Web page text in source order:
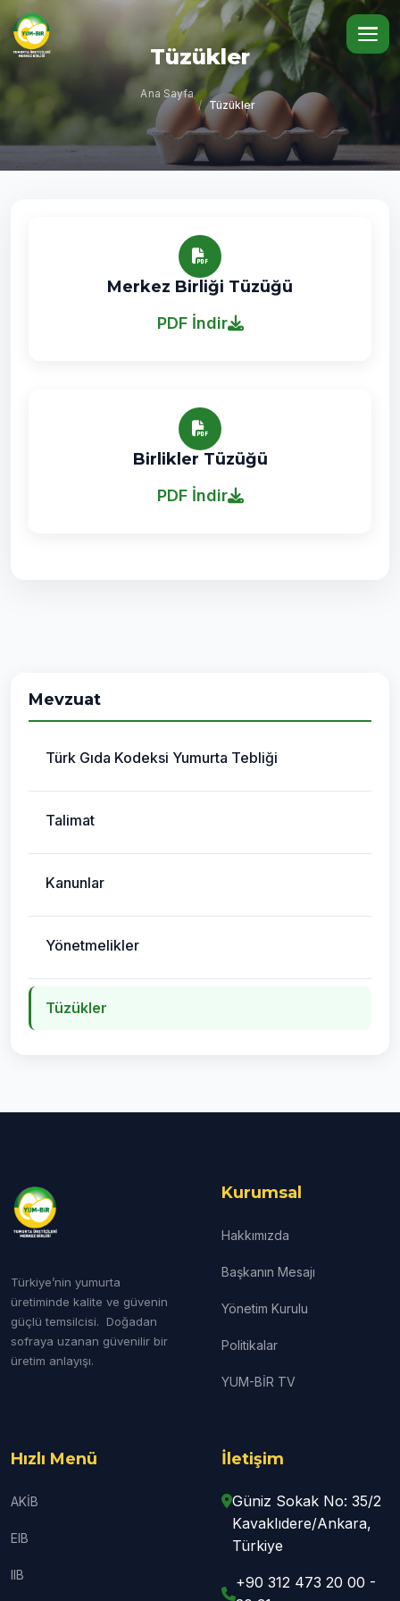
Tüzükler
Ana Sayfa
/ Tüzükler
Merkez Birliği Tüzüğü
PDF İndir
Birlikler Tüzüğü
PDF İndir
Mevzuat
Türk Gıda Kodeksi Yumurta Tebliği
Talimat
Kanunlar
Yönetmelikler
Tüzükler
Türkiye’nin yumurta
üretiminde kalite ve güvenin
güçlü temsilcisi. Doğadan
sofraya uzanan güvenilir bir
üretim anlayışı.
Kurumsal
Hakkımızda
Başkanın Mesajı
Yönetim Kurulu
Politikalar
YUM-BİR TV
Hızlı Menü
AKİB
EIB
IIB
İletişim
Güniz Sokak No: 35/2
Kavaklıdere/Ankara,
Türkiye
+90 312 473 20 00 -